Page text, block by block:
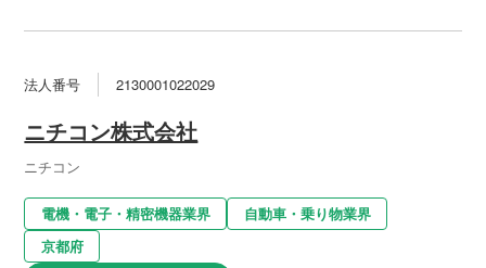
法人番号 2130001022029
ニチコン株式会社
ニチコン
電機・電子・精密機器業界
自動車・乗り物業界
京都府